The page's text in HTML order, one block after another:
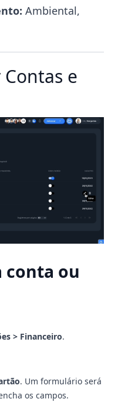
Ambiental,
e
conta ou
> Financeiro.
. Um formulário será
os campos.